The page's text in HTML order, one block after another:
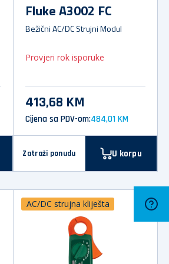
Fluke A3002 FC
Bežični AC/DC Strujni Modul
Provjeri rok isporuke
413,68 KM
Cijena sa PDV-om:484,01 KM
Zatraži ponudu U korpu
AC/DC strujna kliješta